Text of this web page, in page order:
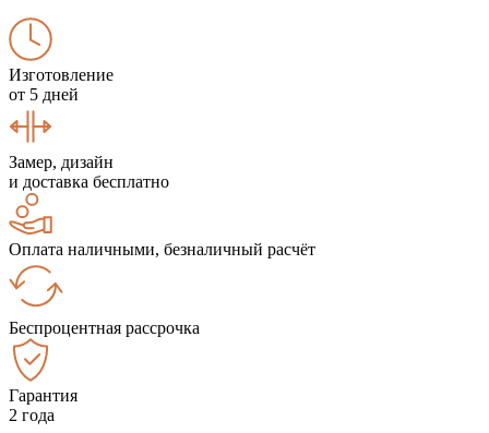
Изготовление
от 5 дней
Замер, дизайн
и доставка бесплатно
Оплата наличными, безналичный расчёт
Беспроцентная рассрочка
Гарантия
2 года